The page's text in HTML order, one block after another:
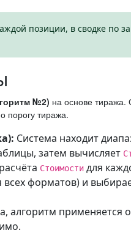
позиции, в сводке по
№2) на основе
порогу тиража.
Система находит
затем вычисляет
Стоимости для
всех форматов) и
алгоритм